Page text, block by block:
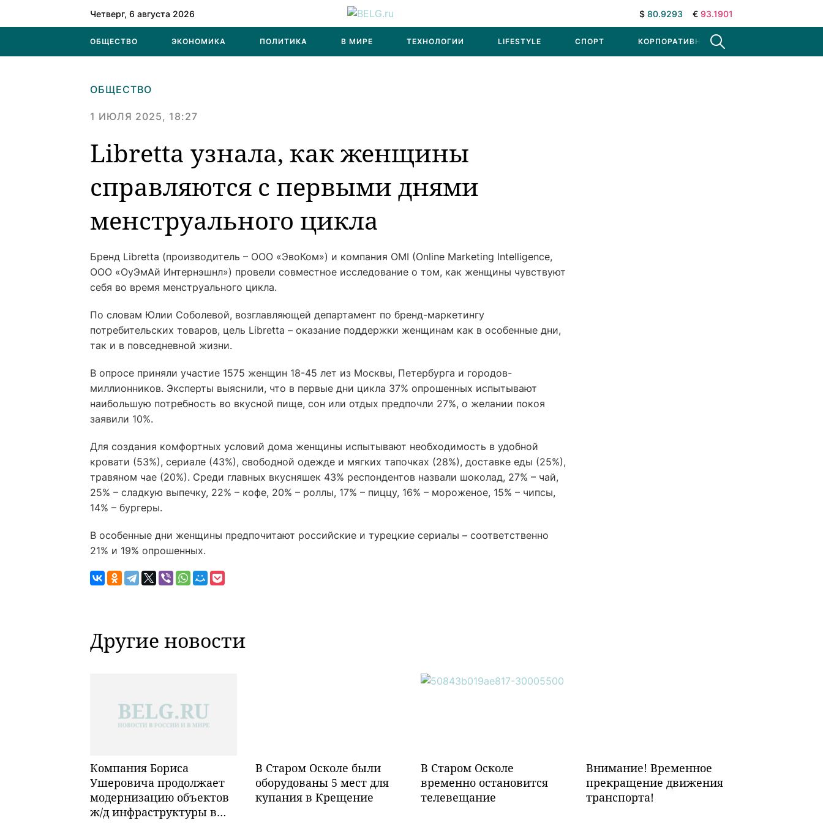
Четверг, 6 августа 2026 $ 80.9293 € 93.1901
ОБЩЕСТВО ЭКОНОМИКА ПОЛИТИКА В МИРЕ ТЕХНОЛОГИИ LIFESTYLE СПОРТ КОРПОРАТИВНЫЕ НОВОСТИ
ОБЩЕСТВО
1 ИЮЛЯ 2025, 18:27
Libretta узнала, как женщины
справляются с первыми днями
менструального цикла
Бренд Libretta (производитель – ООО «ЭвоКом») и компания OMI (Online Marketing Intelligence,
ООО «ОуЭмАй Интернэшнл») провели совместное исследование о том, как женщины чувствуют
себя во время менструального цикла.
По словам Юлии Соболевой, возглавляющей департамент по бренд-маркетингу
потребительских товаров, цель Libretta – оказание поддержки женщинам как в особенные дни,
так и в повседневной жизни.
В опросе приняли участие 1575 женщин 18-45 лет из Москвы, Петербурга и городов-
миллионников. Эксперты выяснили, что в первые дни цикла 37% опрошенных испытывают
наибольшую потребность во вкусной пище, сон или отдых предпочли 27%, о желании покоя
заявили 10%.
Для создания комфортных условий дома женщины испытывают необходимость в удобной
кровати (53%), сериале (43%), свободной одежде и мягких тапочках (28%), доставке еды (25%),
травяном чае (20%). Среди главных вкусняшек 43% респондентов назвали шоколад, 27% – чай,
25% – сладкую выпечку, 22% – кофе, 20% – роллы, 17% – пиццу, 16% – мороженое, 15% – чипсы,
14% – бургеры.
В особенные дни женщины предпочитают российские и турецкие сериалы – соответственно
21% и 19% опрошенных.
Другие новости
Компания Бориса
Ушеровича продолжает
модернизацию объектов
ж/д инфраструктуры в
В Старом Осколе были
оборудованы 5 мест для
купания в Крещение
В Старом Осколе
временно остановится
телевещание
Внимание! Временное
прекращение движения
транспорта!